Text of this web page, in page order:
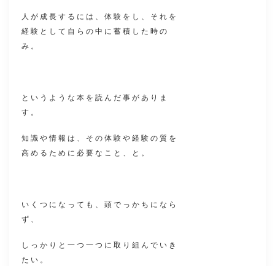
人が成長するには、体験をし、それを
経験として自らの中に蓄積した時の
み。
というような本を読んだ事がありま
す。
知識や情報は、その体験や経験の質を
高めるために必要なこと、と。
いくつになっても、頭でっかちになら
ず、
しっかりと一つ一つに取り組んでいき
たい。